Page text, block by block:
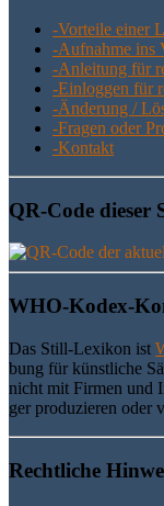
-Vor­tei­le einer
-Auf­nah­me ins
-Anlei­tung für
-Ein­log­gen für
-Ände­rung /
-Fra­gen oder
-Kon­takt
QR-Code die­ser
WHO-Kodex-
Das Still-Lexi­kon ist
bung für künst­li­che
nicht mit Fir­men und
ger pro­du­zie­ren oder
Recht­li­che